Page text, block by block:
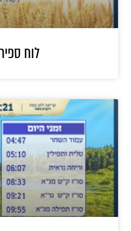
לוח